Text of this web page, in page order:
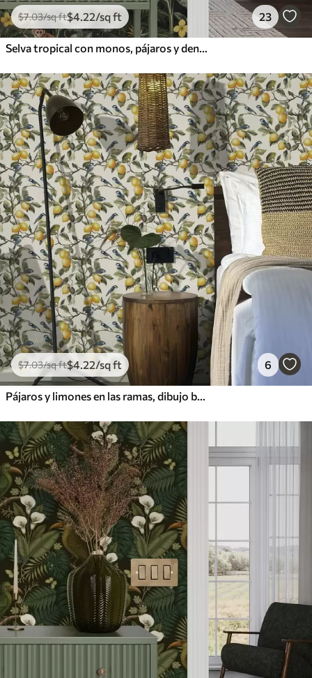
$7.03/sq ft$4.22/sq ft 23
Selva tropical con monos, pájaros y denso follaje
$7.03/sq ft$4.22/sq ft 6
Pájaros y limones en las ramas, dibujo botánico en acuarela